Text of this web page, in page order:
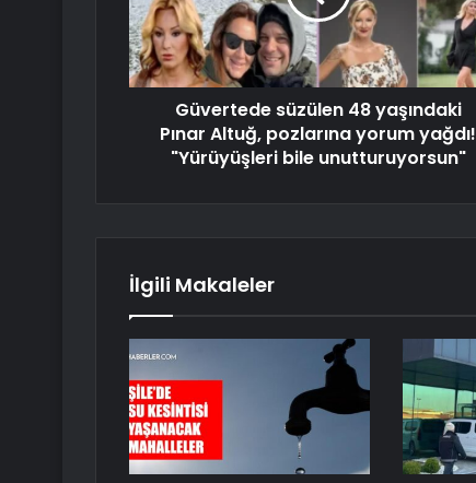
Güvertede süzülen 48 yaşındaki
Pınar Altuğ, pozlarına yorum yağdı!
"Yürüyüşleri bile unutturuyorsun"
İlgili Makaleler